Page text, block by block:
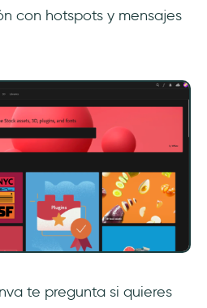
con hotspots y mensajes
te pregunta si quieres